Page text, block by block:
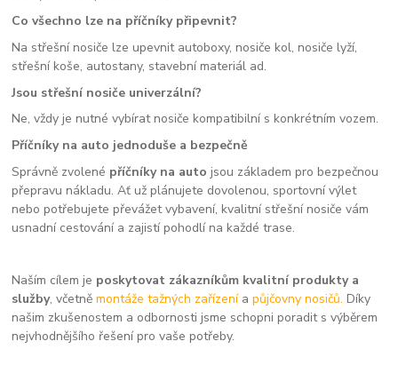
Co všechno lze na příčníky připevnit?
Na střešní nosiče lze upevnit autoboxy, nosiče kol, nosiče lyží,
střešní koše, autostany, stavební materiál ad.
Jsou střešní nosiče univerzální?
Ne, vždy je nutné vybírat nosiče kompatibilní s konkrétním vozem.
Příčníky na auto jednoduše a bezpečně
Správně zvolené příčníky na auto jsou základem pro bezpečnou
přepravu nákladu. Ať už plánujete dovolenou, sportovní výlet
nebo potřebujete převážet vybavení, kvalitní střešní nosiče vám
usnadní cestování a zajistí pohodlí na každé trase.
Naším cílem je poskytovat zákazníkům kvalitní produkty a
služby, včetněmontáže tažných zařízení apůjčovny nosičů. Díky
našim zkušenostem a odbornosti jsme schopni poradit s výběrem
nejvhodnějšího řešení pro vaše potřeby.